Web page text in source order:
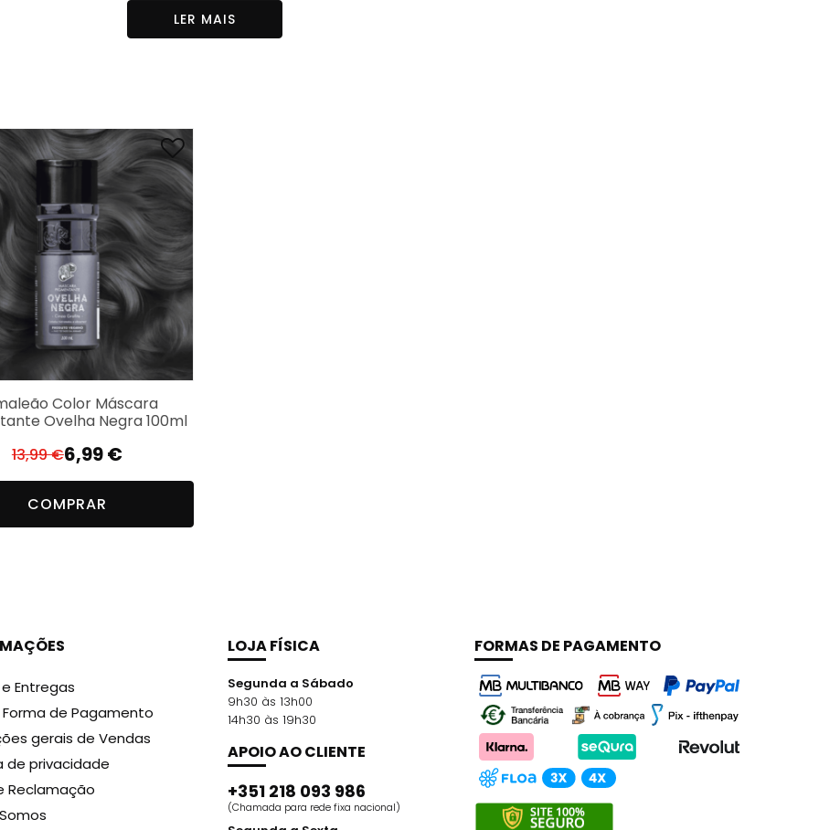
para assim obter novos tons
varia de acordo com o cabelo e a manutenção)
e siga todo o procedimento do modo de uso.
deixe agir por 20 minutos, lave em seguida e aguarde 24 horas. Além disso, caso haja irritação na
aMáscara Pigmentante Urso Polar
somente com água até remover todo o excesso.
Polarseu cabelo precisa estar em uma base entre 11 (loiro super claríssimo) e 12 (loiro ultra
no banho pois há risco de manchar a pele.
pode variar dependendo da base aplicada e do modo de uso seguido.)
LER MAIS
Color Máscara
Ovelha Negra 100ml
13,99€O
preço
original
era:
6,99€
O
preço
atual
é:
COMPRAR
Entregas
de Pagamento
gerais de Vendas
de privacidade
Reclamação
LOJA FÍSICA
Segunda a Sábado
9h30 às 13h00
14h30 às 19h30
APOIO AO CLIENTE
+351 218 093 986
(Chamada para rede fixa nacional)
FORMAS DE PAGAMENTO